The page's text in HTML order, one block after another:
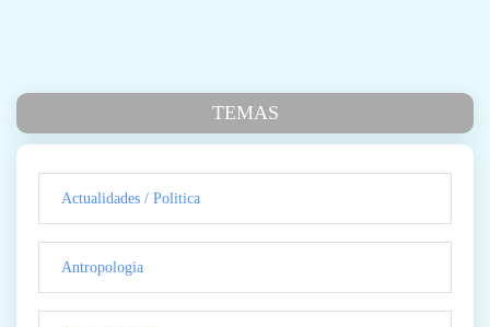
TEMAS
Actualidades / Politica
Antropologia